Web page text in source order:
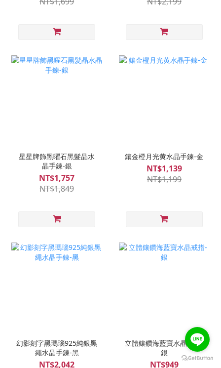
星星牌飾黑曜石黑髮晶水
晶手鍊-銀
NT$1,757
NT$1,849
鑲金橙月光黄水晶手鍊-金
NT$1,139
NT$1,199
幻影刻字黑瑪瑙925純銀黑
繩水晶手鍊-黑
NT$2,042
立體鑲鑽海藍寶水晶戒指-
銀
NT$949